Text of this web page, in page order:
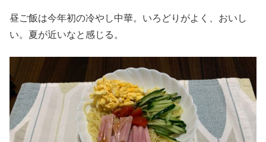
昼ご飯は今年初の冷やし中華。いろどりがよく、おいし
い。夏が近いなと感じる。